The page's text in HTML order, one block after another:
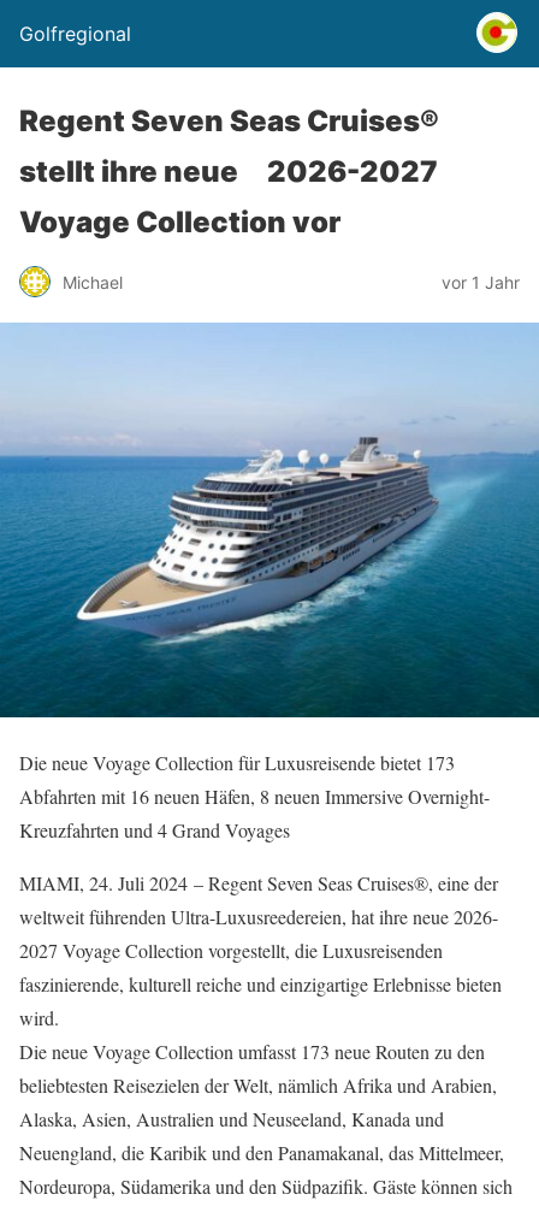
Golfregional
Regent Seven Seas Cruises®
stellt ihre neue 2026-2027
Voyage Collection vor
Michael vor 1 Jahr
Die neue Voyage Collection für Luxusreisende bietet 173
Abfahrten mit 16 neuen Häfen, 8 neuen Immersive Overnight-
Kreuzfahrten und 4 Grand Voyages
MIAMI, 24. Juli 2024 – Regent Seven Seas Cruises®, eine der
weltweit führenden Ultra-Luxusreedereien, hat ihre neue 2026-
2027 Voyage Collection vorgestellt, die Luxusreisenden
faszinierende, kulturell reiche und einzigartige Erlebnisse bieten
wird.
Die neue Voyage Collection umfasst 173 neue Routen zu den
beliebtesten Reisezielen der Welt, nämlich Afrika und Arabien,
Alaska, Asien, Australien und Neuseeland, Kanada und
Neuengland, die Karibik und den Panamakanal, das Mittelmeer,
Nordeuropa, Südamerika und den Südpazifik. Gäste können sich